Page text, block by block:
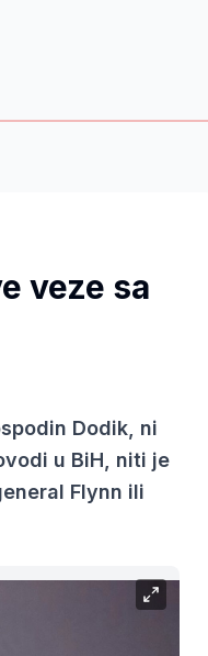
veze sa
Dodik, ni
u BiH, niti je
Flynn ili